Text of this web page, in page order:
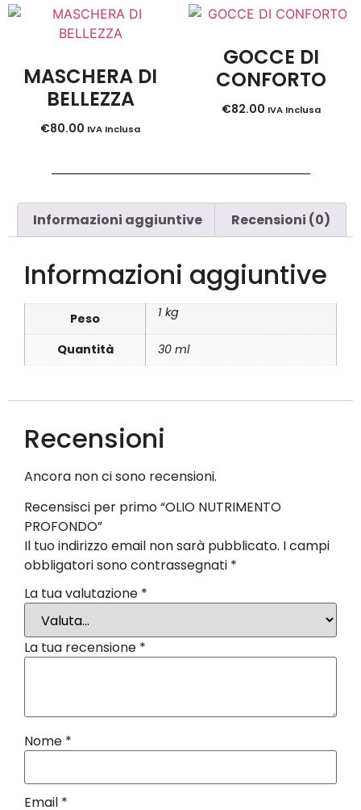
MASCHERA DI
BELLEZZA
€80.00 IVA Inclusa
GOCCE DI
CONFORTO
€82.00 IVA Inclusa
Informazioni aggiuntive Recensioni (0)
Informazioni aggiuntive
Peso 1 kg
Quantità 30 ml
Recensioni
Ancora non ci sono recensioni.
Recensisci per primo “OLIO NUTRIMENTO
PROFONDO”
Il tuo indirizzo email non sarà pubblicato. I campi
obbligatori sono contrassegnati *
La tua valutazione *
La tua recensione *
Nome *
Email *